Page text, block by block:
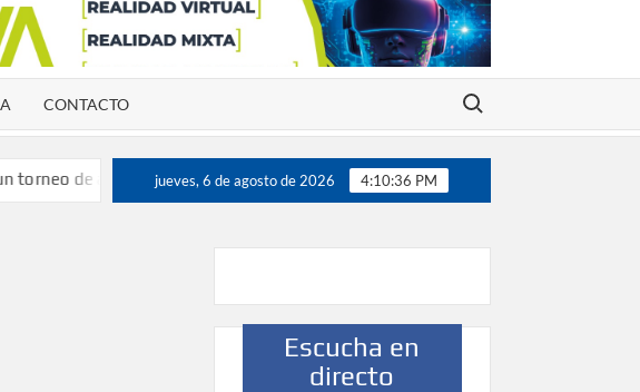
CONTACTO
Buscar:
de ajedrez con 200 jugadores” Víctor González destaca el papel del
jueves, 6 de agosto de 2026 4:10:36 PM
Escucha en
directo